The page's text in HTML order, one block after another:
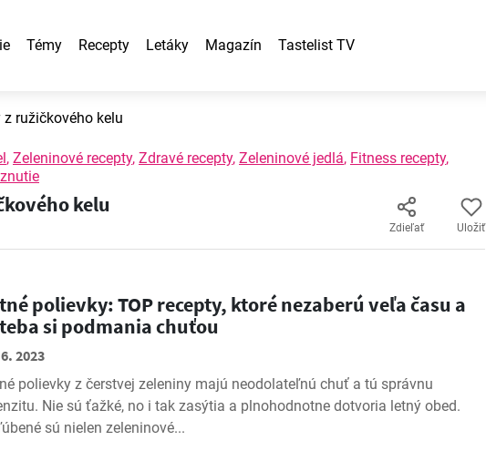
Témy Recepty Letáky Magazín Tastelist TV
z ružičkového kelu
, Zeleninové recepty, Zdravé recepty, Zeleninové jedlá, Fitness recepty,
kelu
Zdieľať Uložiť
polievky: TOP recepty, ktoré nezaberú veľa času a
si podmania chuťou
2023
polievky z čerstvej zeleniny majú neodolateľnú chuť a tú správnu
Nie sú ťažké, no i tak zasýtia a plnohodnotne dotvoria letný obed.
sú nielen zeleninové...